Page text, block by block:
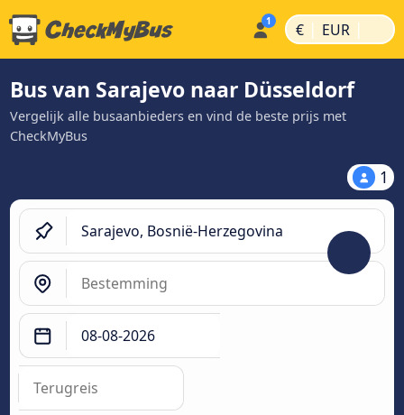
€ | EUR |
Bus van Sarajevo naar Düsseldorf
Vergelijk alle busaanbieders en vind de beste prijs met
CheckMyBus
1